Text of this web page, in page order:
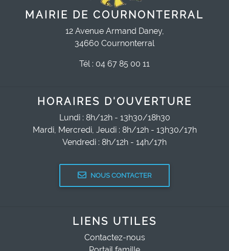
MAIRIE DE COURNONTERRAL
12 Avenue Armand Daney,
34660 Cournonterral
Tél : 04 67 85 00 11
HORAIRES D'OUVERTURE
Lundi : 8h/12h - 13h30/18h30
Mardi, Mercredi, Jeudi : 8h/12h - 13h30/17h
Vendredi : 8h/12h - 14h/17h
NOUS CONTACTER
LIENS UTILES
Contactez-nous